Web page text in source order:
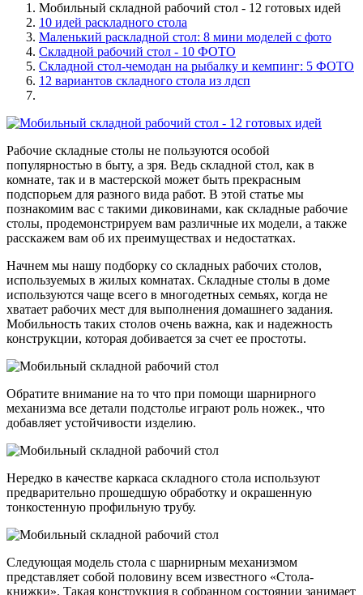
Мобильный складной рабочий стол - 12 готовых идей
10 идей раскладного стола
Маленький раскладной стол: 8 мини моделей с фото
Складной рабочий стол - 10 ФОТО
Складной стол-чемодан на рыбалку и кемпинг: 5 ФОТО
12 вариантов складного стола из лдсп
Рабочие складные столы не пользуются особой
популярностью в быту, а зря. Ведь складной стол, как в
комнате, так и в мастерской может быть прекрасным
подспорьем для разного вида работ. В этой статье мы
познакомим вас с такими диковинами, как складные рабочие
столы, продемонстрируем вам различные их модели, а также
расскажем вам об их преимуществах и недостатках.
Начнем мы нашу подборку со складных рабочих столов,
используемых в жилых комнатах. Складные столы в доме
используются чаще всего в многодетных семьях, когда не
хватает рабочих мест для выполнения домашнего задания.
Мобильность таких столов очень важна, как и надежность
конструкции, которая добивается за счет ее простоты.
Обратите внимание на то что при помощи шарнирного
механизма все детали подстолье играют роль ножек., что
добавляет устойчивости изделию.
Нередко в качестве каркаса складного стола используют
предварительно прошедшую обработку и окрашенную
тонкостенную профильную трубу.
Следующая модель стола с шарнирным механизмом
представляет собой половину всем известного «Стола-
книжки». Такая конструкция в собранном состоянии занимает